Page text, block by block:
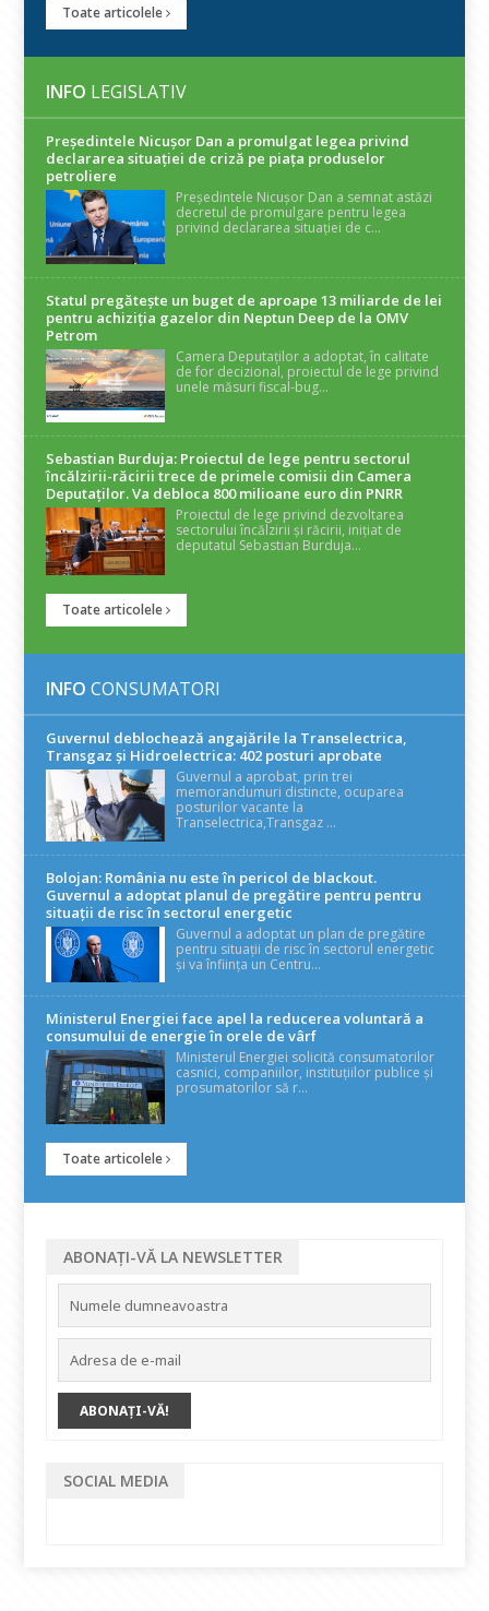
Toate articolele
INFO LEGISLATIV
Președintele Nicuşor Dan a promulgat legea privind
declararea situaţiei de criză pe piaţa produselor
petroliere
Președintele Nicușor Dan a semnat astăzi
decretul de promulgare pentru legea
privind declararea situației de c...
Statul pregătește un buget de aproape 13 miliarde de lei
pentru achiziția gazelor din Neptun Deep de la OMV
Petrom
Camera Deputaților a adoptat, în calitate
de for decizional, proiectul de lege privind
unele măsuri fiscal-bug...
Sebastian Burduja: Proiectul de lege pentru sectorul
încălzirii-răcirii trece de primele comisii din Camera
Deputaților. Va debloca 800 milioane euro din PNRR
Proiectul de lege privind dezvoltarea
sectorului încălzirii și răcirii, inițiat de
deputatul Sebastian Burduja...
Toate articolele
INFO CONSUMATORI
Guvernul deblochează angajările la Transelectrica,
Transgaz și Hidroelectrica: 402 posturi aprobate
Guvernul a aprobat, prin trei
memorandumuri distincte, ocuparea
posturilor vacante la
Transelectrica,Transgaz ...
Bolojan: România nu este în pericol de blackout.
Guvernul a adoptat planul de pregătire pentru pentru
situații de risc în sectorul energetic
Guvernul a adoptat un plan de pregătire
pentru situații de risc în sectorul energetic
și va înființa un Centru...
Ministerul Energiei face apel la reducerea voluntară a
consumului de energie în orele de vârf
Ministerul Energiei solicită consumatorilor
casnici, companiilor, instituțiilor publice și
prosumatorilor să r...
Toate articolele
ABONAȚI-VĂ LA NEWSLETTER
SOCIAL MEDIA